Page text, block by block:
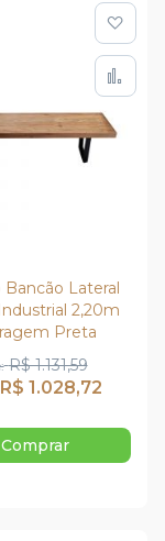
lista de
Bancão Lateral
2,20m
Preta
R$ 1.028,72
R$ 1.131,59
Comprar